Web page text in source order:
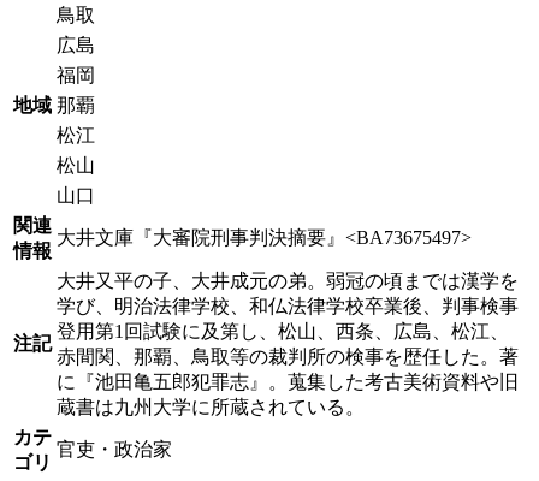
地域
鳥取
広島
福岡
那覇
松江
松山
山口
関連
情報
大井文庫『大審院刑事判決摘要』<BA73675497>
注記
大井又平の子、大井成元の弟。弱冠の頃までは漢学を
学び、明治法律学校、和仏法律学校卒業後、判事検事
登用第1回試験に及第し、松山、西条、広島、松江、
赤間関、那覇、鳥取等の裁判所の検事を歴任した。著
に『池田亀五郎犯罪志』。蒐集した考古美術資料や旧
蔵書は九州大学に所蔵されている。
カテ
ゴリ
官吏・政治家